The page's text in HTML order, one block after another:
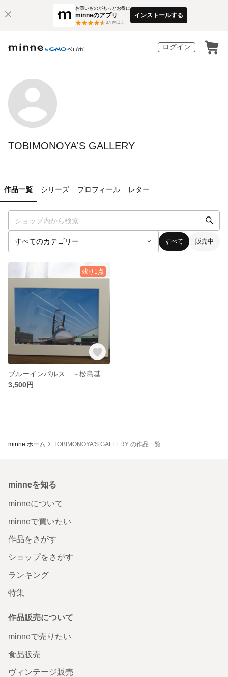
お買いものがもっとお得に
minneのアプリ
3万件以上
インストールする
ログイン
TOBIMONOYA'S GALLERY
作品一覧 シリーズ プロフィール レター
すべて 販売中
残り1点
3,500円
minne ホーム TOBIMONOYA'S GALLERY の作品一覧
minneを知る
minneについて
minneで買いたい
作品をさがす
ショップをさがす
ランキング
特集
作品販売について
minneで売りたい
食品販売
ヴィンテージ販売